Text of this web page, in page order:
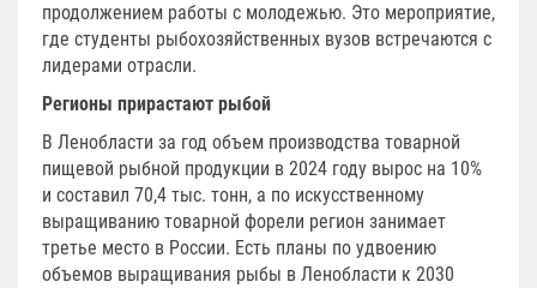
продолжением работы с молодежью. Это мероприятие,
где студенты рыбохозяйственных вузов встречаются с
лидерами отрасли.
Регионы прирастают рыбой
В Ленобласти за год объем производства товарной
пищевой рыбной продукции в 2024 году вырос на 10%
и составил 70,4 тыс. тонн, а по искусственному
выращиванию товарной форели регион занимает
третье место в России. Есть планы по удвоению
объемов выращивания рыбы в Ленобласти к 2030